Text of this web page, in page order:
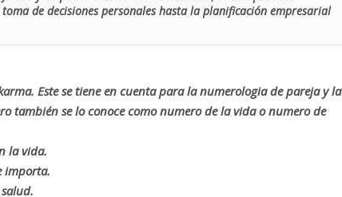
de decisiones personales hasta la planificación empresarial
Este se tiene en cuenta para la numerologia de pareja y la
también se lo conoce como numero de la vida o numero de
la vida.
importa.